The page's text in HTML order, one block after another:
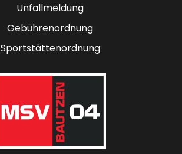
Unfallmeldung
Gebührenordnung
Sportstättenordnung